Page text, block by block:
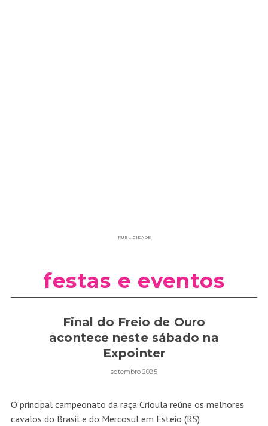
PUBLICIDADE
festas e eventos
Final do Freio de Ouro
acontece neste sábado na
Expointer
setembro 2025
O principal campeonato da raça Crioula reúne os melhores
cavalos do Brasil e do Mercosul em Esteio (RS)